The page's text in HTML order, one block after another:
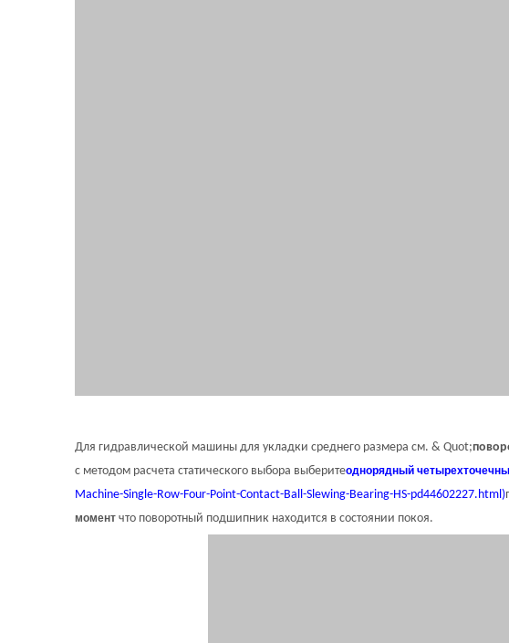
Для гидравлической машины для укладки среднего размера см. & Quot;
с методом расчета статического выбора выберитеоднорядный
Machine-Single-Row-Four-Point-Contact-Ball-Slewing-Bearing-HS-pd44602227.html)
момент что поворотный подшипник находится в состоянии покоя.